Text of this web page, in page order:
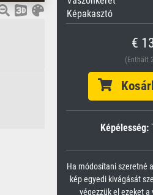
Képakasztó
€
(Enthält
Képélesség:
Ha módosítani szeretné
kép egyedi kivágását
végezzük el ezeket